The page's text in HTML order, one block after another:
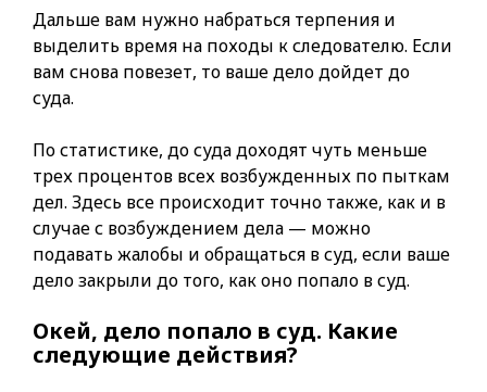
Дальше вам нужно набраться терпения и
выделить время на походы к следователю. Если
вам снова повезет, то ваше дело дойдет до
суда.
По статистике, до суда доходят чуть меньше
трех процентов всех возбужденных по пыткам
дел. Здесь все происходит точно также, как и в
случае с возбуждением дела — можно
подавать жалобы и обращаться в суд, если ваше
дело закрыли до того, как оно попало в суд.
Окей, дело попало в суд. Какие
следующие действия?